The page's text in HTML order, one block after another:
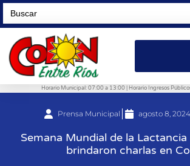
Search
for:
Horario Municipal: 07:00 a 13:00 | Horario Ingresos
Prensa Municipal agosto 8, 2024
Semana Mundial de la
brindaron charlas en